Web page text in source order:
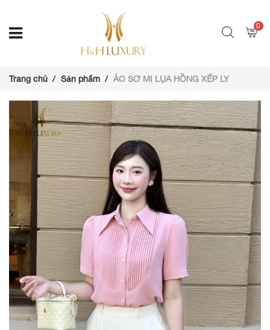
0
Trang chủ Sản phẩm ÁO SƠ MI LỤA HỒNG XẾP LY